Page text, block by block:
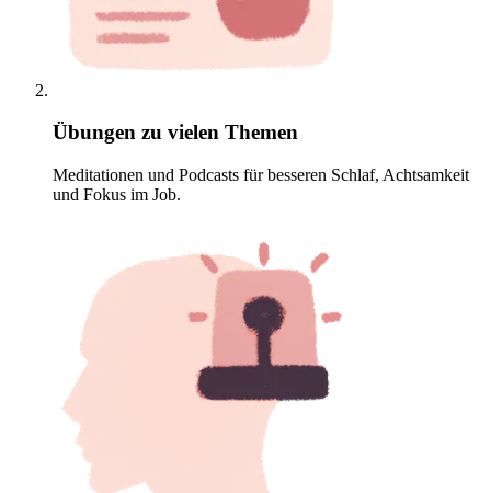
Übungen zu vielen Themen
Meditationen und Podcasts für besseren Schlaf, Achtsamkeit
und Fokus im Job.